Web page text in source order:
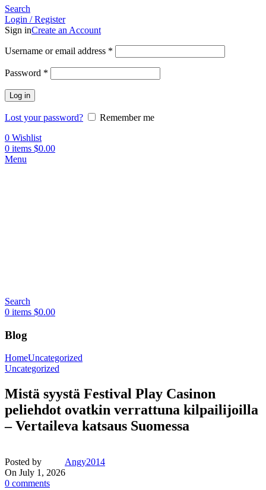
Search
Login / Register
Sign inCreate an Account
Username or email address *
Password *
Log in
Lost your password?
Remember me
0 Wishlist
0 items $0.00
Menu
Search
0 items $0.00
Blog
HomeUncategorized
Uncategorized
Mistä syystä Festival Play Casinon
peliehdot ovatkin verrattuna kilpailijoilla
– Vertaileva katsaus Suomessa
Posted by
Angy2014
On July 1, 2026
0 comments